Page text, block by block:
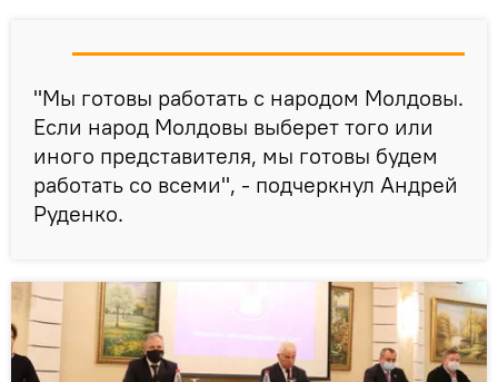
"Мы готовы работать с народом Молдовы.
Если народ Молдовы выберет того или
иного представителя, мы готовы будем
работать со всеми", - подчеркнул Андрей
Руденко.